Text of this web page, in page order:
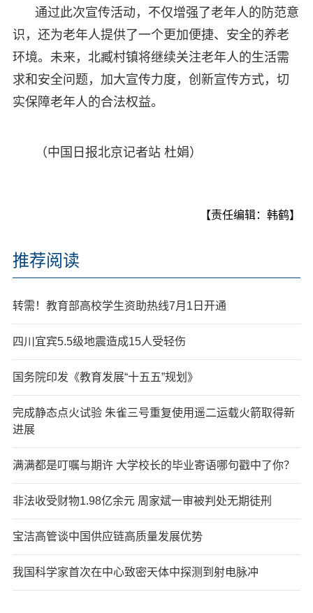
通过此次宣传活动，不仅增强了老年人的防范意
识，还为老年人提供了一个更加便捷、安全的养老
环境。未来，北臧村镇将继续关注老年人的生活需
求和安全问题，加大宣传力度，创新宣传方式，切
实保障老年人的合法权益。
（中国日报北京记者站 杜娟）
【责任编辑：韩鹤】
推荐阅读
转需！教育部高校学生资助热线7月1日开通
四川宜宾5.5级地震造成15人受轻伤
国务院印发《教育发展“十五五”规划》
完成静态点火试验 朱雀三号重复使用遥二运载火箭取得新
进展
满满都是叮嘱与期许 大学校长的毕业寄语哪句戳中了你？
非法收受财物1.98亿余元 周家斌一审被判处无期徒刑
宝洁高管谈中国供应链高质量发展优势
我国科学家首次在中心致密天体中探测到射电脉冲